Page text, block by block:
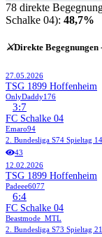
78 direkte
Schalke 04): 48,7%
⚔️Direkte Begegnungen
27.05.2026
TSG 1899 Hoffenheim
OnlyDaddy176
3:7
FC Schalke 04
Emaro94
2. Bundesliga S74 Spieltag 14
43
12.02.2026
TSG 1899 Hoffenheim
Padeee6077
6:4
FC Schalke 04
Beastmode_MTL
2. Bundesliga S73 Spieltag 21